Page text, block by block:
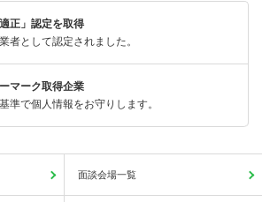
適正」認定を取得
者として認定されました。
マーク取得企業
準で個人情報をお守りします。
面談会場一覧